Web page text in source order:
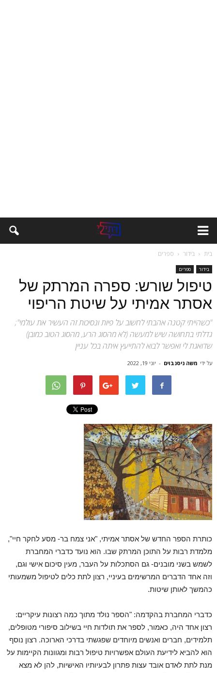
בית בידור ספרים
בידור ספרים
טיפול שורש: ספרה המרתק של
אסתר אמיתי על שיטת הריפוי
"כשהייתי קטנה אהבתי לחשוב על פיות ונסיכות זה העשיר את עולמי";
גדלתי בתחושה שיש למעשה (לא מהסוג הרע, מהסוג הטוב כמובן)
שדואגת לי ואפשר לבוא להתייעץ איתה בכל עניין
על ידי משה ניסנבוים - יוני 19, 2022
כותרת הספר החדש של אסתר אמיתי, "אני צמח בר- מסע לחקר חיי",
מלמדת רבות על התוכן המרתק שבו. הוא נועד כדברי המחברת
לשמש בשני מובנים- גם הסתכלות על העבר, מעין סיכום אישי וגם,
וזה אחד הדברים המרשימים בעיניי, רצון לתת כלים לטיפול משמעותי
כהמשך לאותן שיטות.
כדברי המחברת בהקדמה: "הספר נולד מתוך כמה רצונות עיקריים:
רצון אחד היה, כאמור, לספר את תולדות חיי בשילוב סיפורי מטופלים,
תלמידים, חברים ואנשים מיוחדים שפגשתי בדרכי הארוכה. רצון נוסף
הוא להביא לידיעת העולם אפשרויות טיפול רבות ומגוונות הקיימות על
מנת לתת לאדם אובד עצות פתרון לבעיותיו האישיות, להן לא מצא